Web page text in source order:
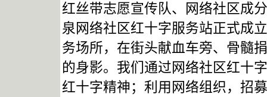
红丝带志愿宣传队、网络社区成
泉网络社区红十字服务站正式成
务场所，在街头献血车旁、骨髓
的身影。我们通过网络社区红十
红十字精神；利用网络组织，招